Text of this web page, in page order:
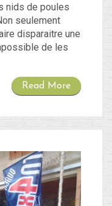
nids de poules
seulement
disparaitre une
de les
Read More